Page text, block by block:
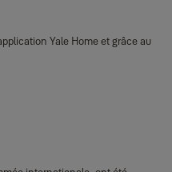
Yale Home et grâce au